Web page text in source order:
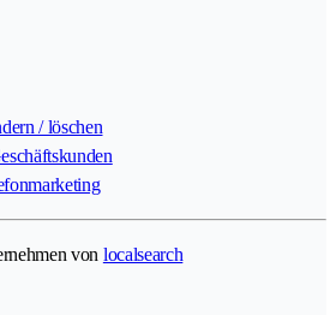
/ löschen
von localsearch